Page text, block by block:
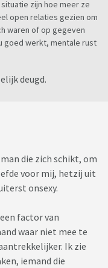
zijn hoe meer ze
open relaties gezien om
waren of op gegeven
goed werkt, mentale rust
deugd.
die zich schikt, om
voor mij, hetzij uit
onsexy.
factor van
waar niet mee te
Ik zie
iemand die